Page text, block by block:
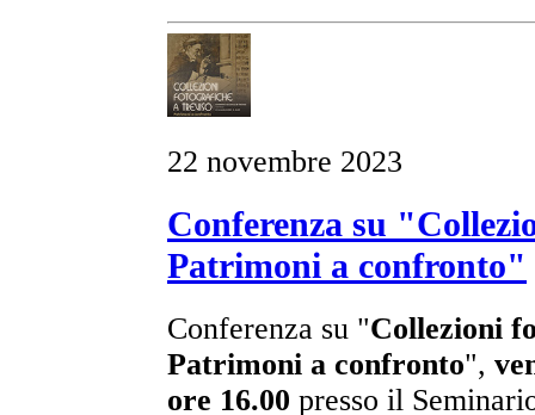
22 novembre 2023
Conferenza su
Patrimoni a confronto"
Conferenza su "Collezioni
Patrimoni a confronto",
ore 16.00 presso il